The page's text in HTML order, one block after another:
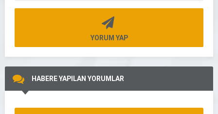
YORUM YAP
HABERE YAPILAN YORUMLAR